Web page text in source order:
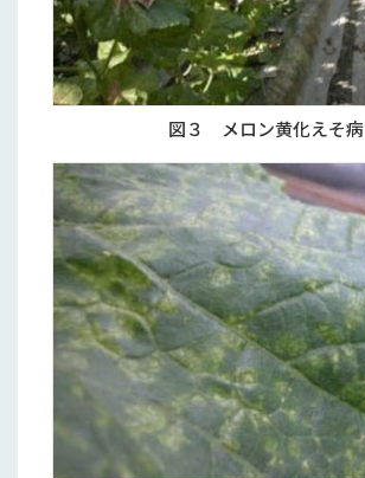
図３ メロン黄化えそ病